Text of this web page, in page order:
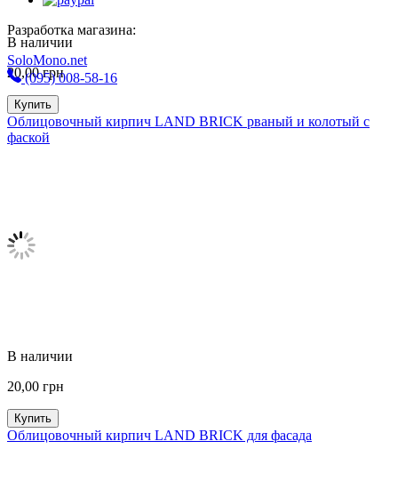
В наличии
20,00грн
Купить
Облицовочный кирпич LAND BRICK рваный и колотый с
фаской
В наличии
20,00 грн
Купить
Облицовочный кирпич LAND BRICK для фасада
Разработка магазина:
SoloMono.net
(095) 008-58-16